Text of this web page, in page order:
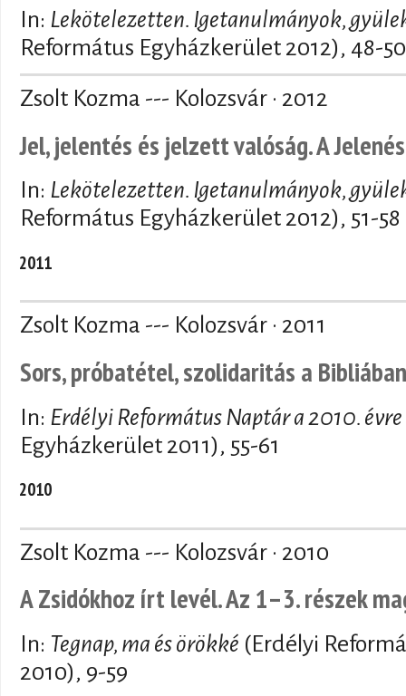
In: Lekötelezetten. Igetanulmányok,
Református Egyházkerület 2012), 48-50
Zsolt Kozma --- Kolozsvár · 2012
Jel, jelentés és jelzett valóság. A
In: Lekötelezetten. Igetanulmányok,
Református Egyházkerület 2012), 51-58
2011
Zsolt Kozma --- Kolozsvár · 2011
Sors, próbatétel, szolidaritás a Bibliában
In: Erdélyi Református Naptár a 2010. évre
Egyházkerület 2011), 55-61
2010
Zsolt Kozma --- Kolozsvár · 2010
A Zsidókhoz írt levél. Az 1–3. részek
In: Tegnap, ma és örökké (Erdélyi
2010), 9-59